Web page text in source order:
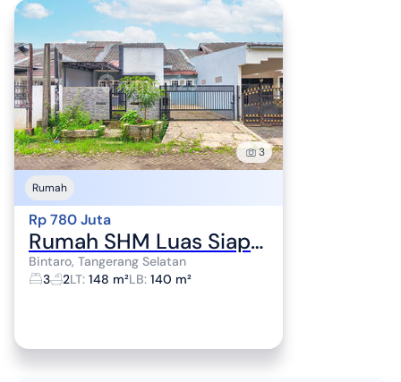
3
Rumah
Rp 780 Juta
Rumah SHM Luas Siap KPR 15 Mnt ke Gerbang Tol Pinang J-24311
Bintaro, Tangerang Selatan
3
2LT: 148 m²LB: 140 m²